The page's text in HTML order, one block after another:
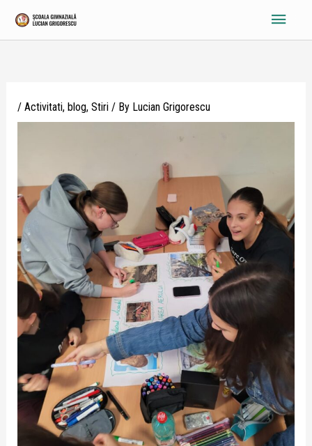
content
Main
/ Activitati, blog, Stiri/ By Lucian Grigorescu